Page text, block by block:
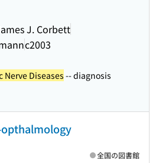
J. Corbett
c2003
Nerve Diseases-- diagnosis
全国の図書館